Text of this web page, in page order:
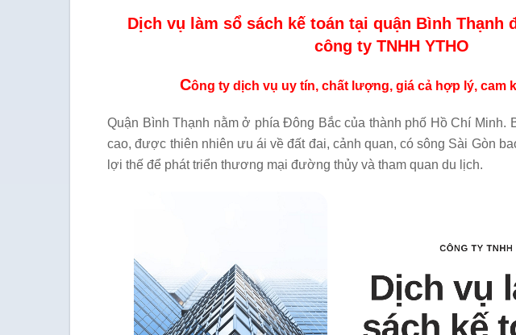
Dịch vụ làm sổ sách kế toán tại quận Bình Thạnh
công ty TNHH YTHO
Công ty dịch vụ uy tín, chất lượng, giá cả hợp lý, cam
Quận Bình Thạnh nằm ở phía Đông Bắc của thành phố Hồ Chí Minh.
cao, được thiên nhiên ưu ái về đất đai, cảnh quan, có sông Sài Gòn
lợi thế để phát triển thương mại đường thủy và tham quan du lịch.